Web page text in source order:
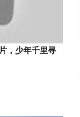
，少年千里寻